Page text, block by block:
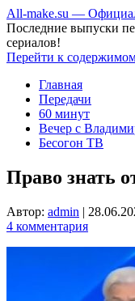
All-make.su —
Последние выпуски
сериалов!
Перейти к
Главная
Передачи
60 минут
Вечер с
Бесогон ТВ
Право знать
Автор: admin |
4 комментария